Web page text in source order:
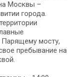
Москвы –
города.
Парящему мосту,
пребывание на